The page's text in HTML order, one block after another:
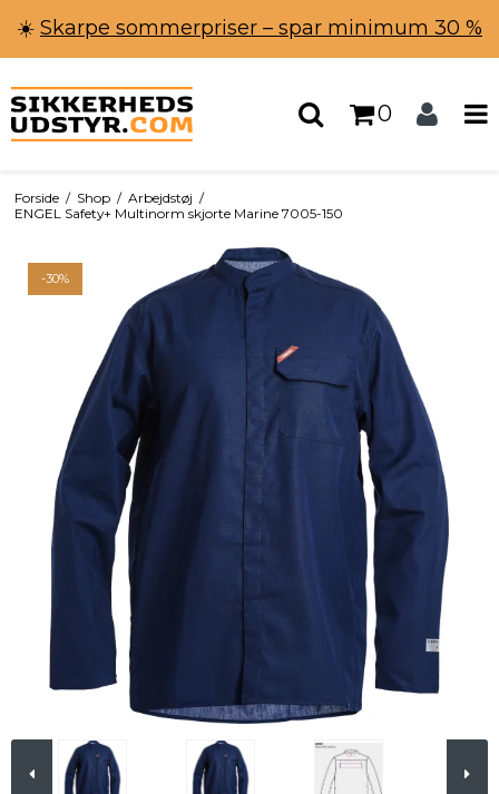
☀️ Skarpe sommerpriser – spar minimum 30 %
0
Forside / Shop / Arbejdstøj /
ENGEL Safety+ Multinorm skjorte Marine 7005-150
-30%